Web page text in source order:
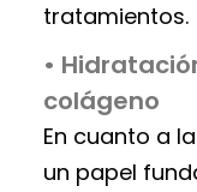
tratamientos.
•
colágeno
En cuanto a
un papel